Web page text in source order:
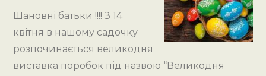
Шановні батьки !!!! З 14
квітня в нашому садочку
розпочинається великодня
виставка поробок під назвою “Великодня